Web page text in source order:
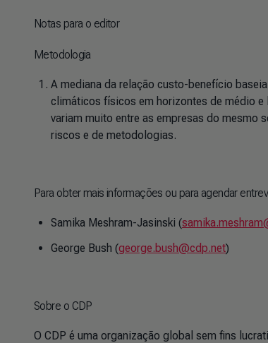
Notas para o editor
Metodologia
A mediana da relação custo-benefício
climáticos físicos em horizontes de médio
variam muito entre as empresas do mesmo
riscos e de metodologias.
Para obter mais informações ou para agendar
Samika Meshram-Jasinski (
George Bush (george.bush@cdp.net)
Sobre o CDP
O CDP é uma organização global sem fins